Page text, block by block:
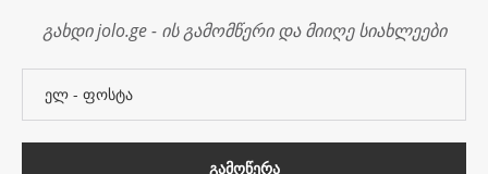
გახდი jolo.ge - ის გამომწერი და მიიღე სიახლეები